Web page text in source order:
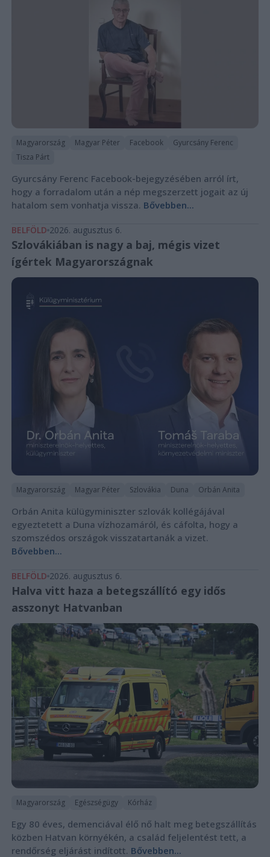
Magyarország Magyar Péter Facebook
Gyurcsány Ferenc
Tisza Párt
Gyurcsány Ferenc Facebook-bejegyzésében arról írt,
hogy a forradalom után a nép megszerzett jogait az új
hatalom sem vonhatja vissza. Bővebben...
BELFÖLD 2026. augusztus 6.
Szlovákiában is nagy a baj, mégis vizet
ígértek Magyarországnak
Magyarország Magyar Péter Szlovákia Duna Orbán Anita
Orbán Anita külügyminiszter szlovák kollégájával
egyeztetett a Duna vízhozamáról, és cáfolta, hogy a
szomszédos országok visszatartanák a vizet.
Bővebben...
BELFÖLD 2026. augusztus 6.
Halva vitt haza a betegszállító egy idős
asszonyt Hatvanban
Magyarország Egészségügy Kórház
Egy 80 éves, demenciával élő nő halt meg betegszállítás
közben Hatvan környékén, a család feljelentést tett, a
rendőrség eljárást indított. Bővebben...